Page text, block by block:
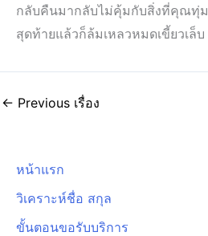
กลับคืนมากลับไม่คุ้มกับสิ่งที่คุณทุ่ม
สุดท้ายแล้วก็ล้มเหลวหมดเขี้ยวเล็บ
← Previous เรื่อง
หน้าแรก
วิเคราะห์ชื่อ สกุล
ขั้นตอนขอรับบริการ